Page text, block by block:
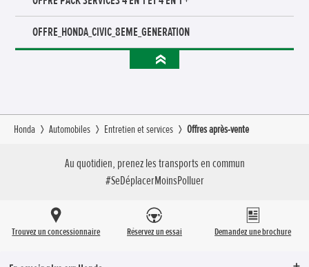
OFFRE_HONDA_CIVIC_8EME_GENERATION
Honda Automobiles Entretien et services Offres après-vente
Au quotidien, prenez les transports en commun
#SeDéplacerMoinsPolluer
Trouvez un concessionnaire Réservez un essai Demandez une brochure